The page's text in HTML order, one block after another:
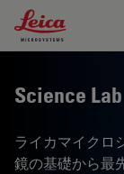
Leica
Science Lab
ライカマイクロ
鏡の基礎から最